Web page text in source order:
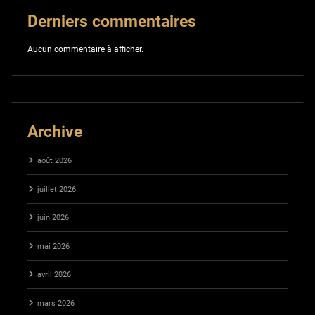
Derniers commentaires
Aucun commentaire à afficher.
Archive
août 2026
juillet 2026
juin 2026
mai 2026
avril 2026
mars 2026